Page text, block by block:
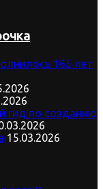
165 лет
гид по созданию
15.03.2026